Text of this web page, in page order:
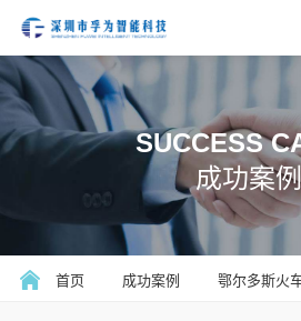
SUCCESS
成功案例
首页 成功案例 鄂尔多斯火